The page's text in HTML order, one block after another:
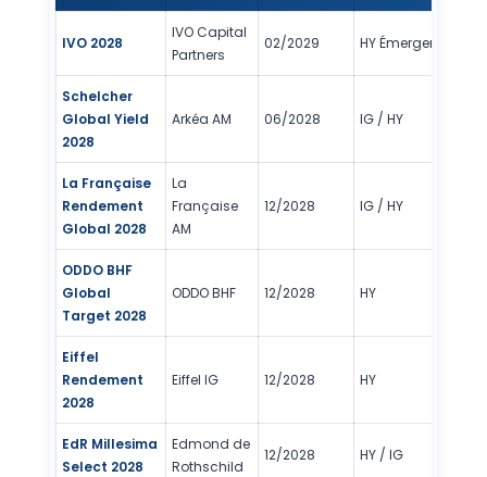
IVO 2028
IVO Capital
Partners
02/2029 HY Émergent
Schelcher
Global Yield
2028
Arkéa AM 06/2028 IG / HY
La Française
Rendement
Global 2028
La
Française
AM
12/2028 IG / HY
ODDO BHF
Global
Target 2028
ODDO BHF 12/2028 HY
Eiffel
Rendement
2028
Eiffel IG 12/2028 HY
EdR Millesima
Select 2028
Edmond de
Rothschild
12/2028 HY / IG